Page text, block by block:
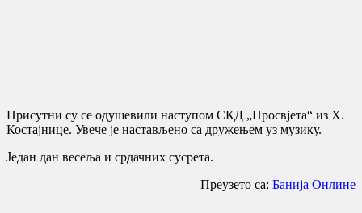
Присутни су се одушевили наступом СКД „Просвјета“ из Х.
Костајнице. Увече је настављено са дружењем уз музику.
Један дан весеља и срдачних сусрета.
Преузето са: Банија Онлине